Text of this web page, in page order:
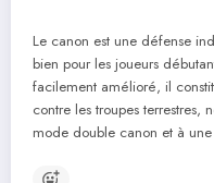
Le canon est une défense
bien pour les joueurs
facilement amélioré, il
contre les troupes terrestres,
mode double canon et à